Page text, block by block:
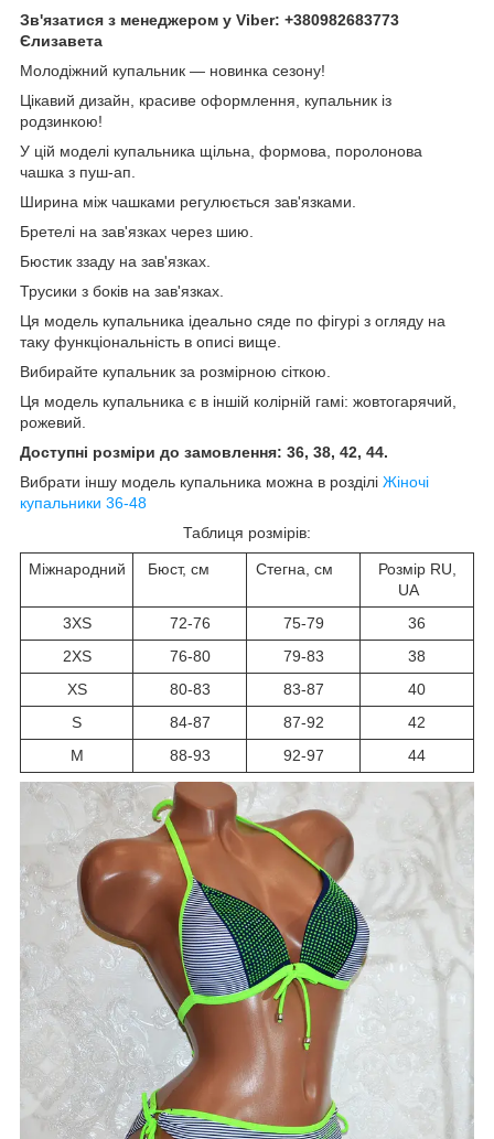
Зв'язатися з менеджером у Viber: +380982683773
Єлизавета
Молодіжний купальник — новинка сезону!
Цікавий дизайн, красиве оформлення, купальник із
родзинкою!
У цій моделі купальника щільна, формова, поролонова
чашка з пуш-ап.
Ширина між чашками регулюється зав'язками.
Бретелі на зав'язках через шию.
Бюстик ззаду на зав'язках.
Трусики з боків на зав'язках.
Ця модель купальника ідеально сяде по фігурі з огляду на
таку функціональність в описі вище.
Вибирайте купальник за розмірною сіткою.
Ця модель купальника є в іншій колірній гамі: жовтогарячий,
рожевий.
Доступні розміри до замовлення: 36, 38, 42, 44.
Вибрати іншу модель купальника можна в розділі Жіночі
купальники 36-48
Таблиця розмірів:
Міжнародний Бюст, см Стегна, см
Розмір RU,
UA
3XS
72-76 75-79
36
2XS
76-80 79-83
38
XS
80-83 83-87
40
S
84-87 87-92
42
M
88-93 92-97 44